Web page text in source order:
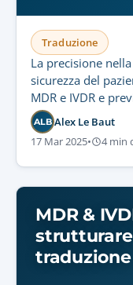
Traduzione
La precisione
sicurezza del
MDR e IVDR e
ALB Alex Le Baut
17 Mar 2025• 4 min
MDR &
traduzione